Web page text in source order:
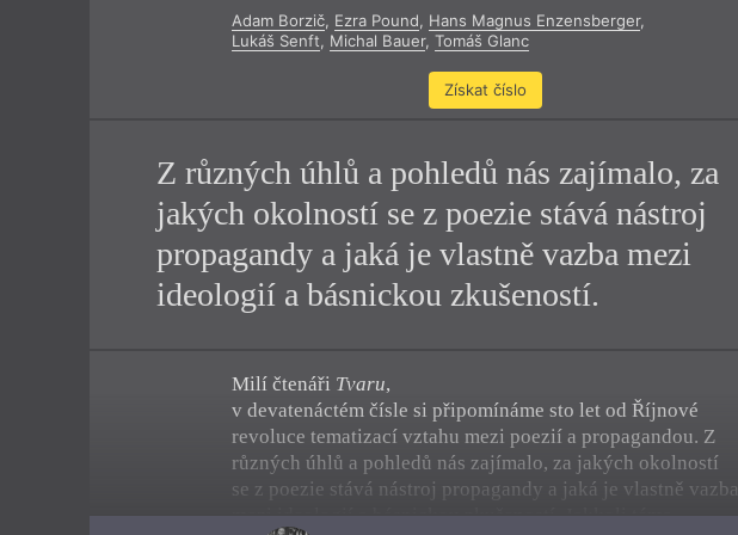
Výroční ceny
Adam Borzič, Ezra Pound, Hans Magnus Enzensberger,
Lukáš Senft, Michal Bauer, Tomáš Glanc
Získat číslo
Z různých úhlů a pohledů nás zajímalo, za
jakých okolností se z poezie stává nástroj
propagandy a jaká je vlastně vazba mezi
ideologií a básnickou zkušeností.
Milí čtenáři Tvaru,
v devatenáctém čísle si připomínáme sto let od Říjnové
revoluce tematizací vztahu mezi poezií a propagandou. Z
různých úhlů a pohledů nás zajímalo, za jakých okolností
se z poezie stává nástroj propagandy a jaká je vlastně vazba
mezi ideologií a básnickou zkušeností. Jakkoli téma